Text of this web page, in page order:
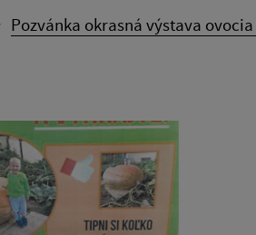
Pozvánka okrasná výstava